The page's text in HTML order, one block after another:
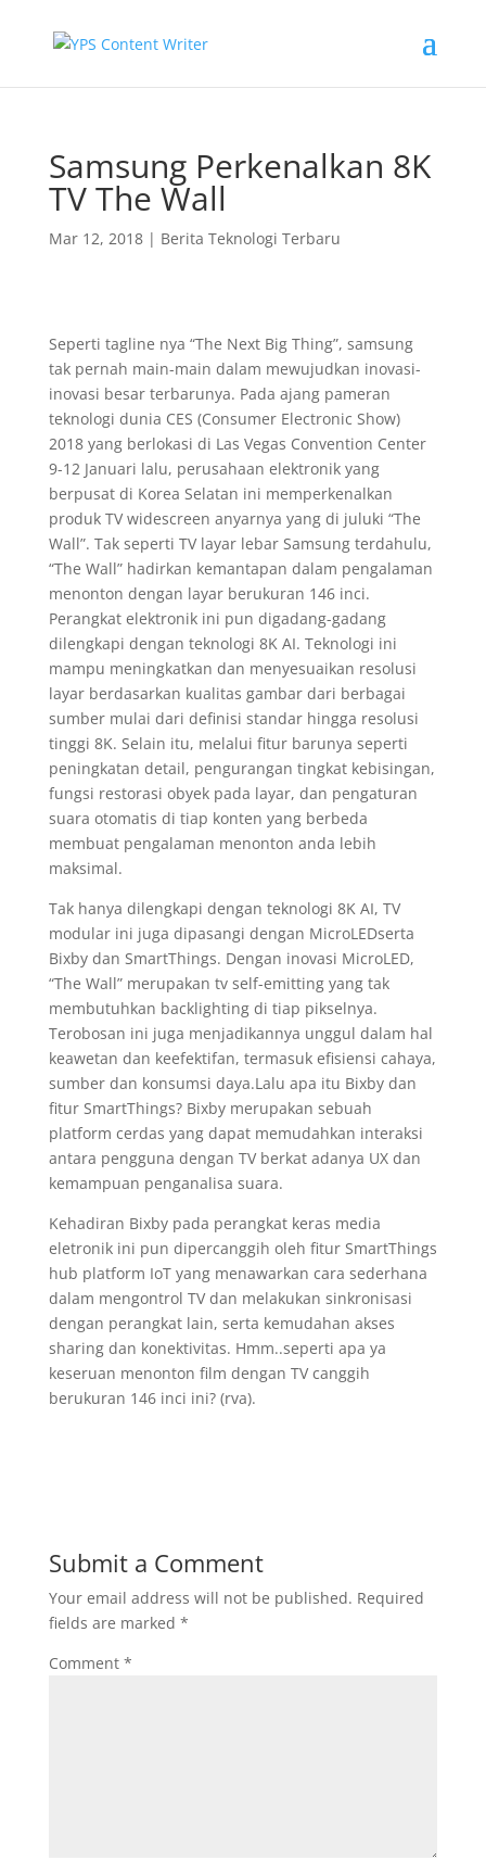
Samsung Perkenalkan 8K
TV The Wall
Mar 12, 2018| Berita Teknologi Terbaru
Seperti tagline nya “The Next Big Thing”, samsung
tak pernah main-main dalam mewujudkan inovasi-
inovasi besar terbarunya. Pada ajang pameran
teknologi dunia CES (Consumer Electronic Show)
2018 yang berlokasi di Las Vegas Convention Center
9-12 Januari lalu, perusahaan elektronik yang
berpusat di Korea Selatan ini memperkenalkan
produk TV widescreen anyarnya yang di juluki “The
Wall”. Tak seperti TV layar lebar Samsung terdahulu,
“The Wall” hadirkan kemantapan dalam pengalaman
menonton dengan layar berukuran 146 inci.
Perangkat elektronik ini pun digadang-gadang
dilengkapi dengan teknologi 8K AI. Teknologi ini
mampu meningkatkan dan menyesuaikan resolusi
layar berdasarkan kualitas gambar dari berbagai
sumber mulai dari definisi standar hingga resolusi
tinggi 8K. Selain itu, melalui fitur barunya seperti
peningkatan detail, pengurangan tingkat kebisingan,
fungsi restorasi obyek pada layar, dan pengaturan
suara otomatis di tiap konten yang berbeda
membuat pengalaman menonton anda lebih
maksimal.
Tak hanya dilengkapi dengan teknologi 8K AI, TV
modular ini juga dipasangi dengan MicroLEDserta
Bixby dan SmartThings. Dengan inovasi MicroLED,
“The Wall” merupakan tv self-emitting yang tak
membutuhkan backlighting di tiap pikselnya.
Terobosan ini juga menjadikannya unggul dalam hal
keawetan dan keefektifan, termasuk efisiensi cahaya,
sumber dan konsumsi daya.Lalu apa itu Bixby dan
fitur SmartThings? Bixby merupakan sebuah
platform cerdas yang dapat memudahkan interaksi
antara pengguna dengan TV berkat adanya UX dan
kemampuan penganalisa suara.
Kehadiran Bixby pada perangkat keras media
eletronik ini pun dipercanggih oleh fitur SmartThings
hub platform IoT yang menawarkan cara sederhana
dalam mengontrol TV dan melakukan sinkronisasi
dengan perangkat lain, serta kemudahan akses
sharing dan konektivitas. Hmm..seperti apa ya
keseruan menonton film dengan TV canggih
berukuran 146 inci ini? (rva).
Submit a Comment
Your email address will not be published. Required
fields are marked *
Comment *